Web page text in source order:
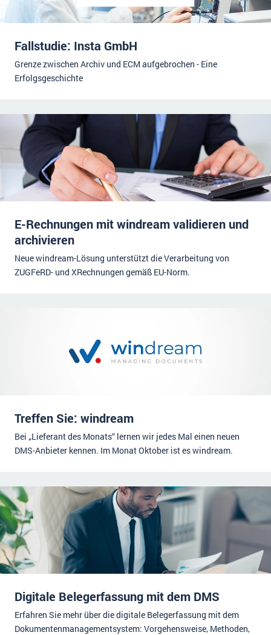
Fallstudie: Insta GmbH
Grenze zwischen Archiv und ECM aufgebrochen - Eine
Erfolgsgeschichte
E-Rechnungen mit windream validieren und
archivieren
Neue windream-Lösung unterstützt die Verarbeitung von
ZUGFeRD- und XRechnungen gemäß EU-Norm.
Treffen Sie: windream
Bei „Lieferant des Monats“ lernen wir jedes Mal einen neuen
DMS-Anbieter kennen. Im Monat Oktober ist es windream.
Digitale Belegerfassung mit dem DMS
Erfahren Sie mehr über die digitale Belegerfassung mit dem
Dokumentenmanagementsystem: Vorgehensweise, Methoden,